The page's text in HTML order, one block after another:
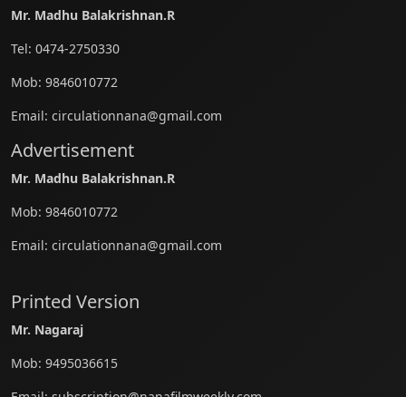
Mr. Madhu Balakrishnan.R
Tel: 0474-2750330
Mob: 9846010772
Email: circulationnana@gmail.com
Advertisement
Mr. Madhu Balakrishnan.R
Mob: 9846010772
Email: circulationnana@gmail.com
Printed Version
Mr. Nagaraj
Mob: 9495036615